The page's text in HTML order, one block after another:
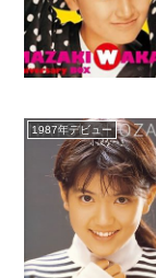
1987年デビュー